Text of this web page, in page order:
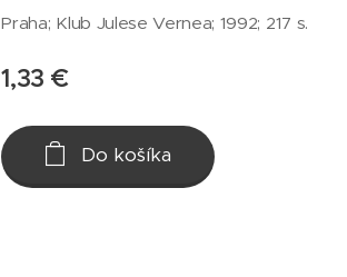
Praha; Klub Julese Vernea; 1992; 217 s.
1,33 €
Do košíka